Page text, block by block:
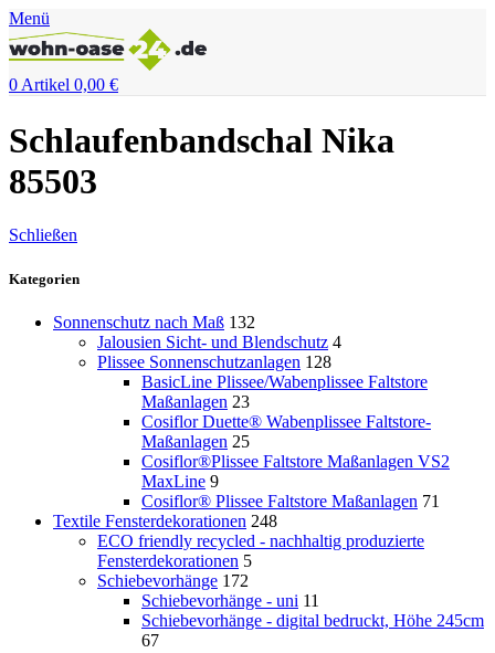
Menü
0Artikel 0,00 €
Schlaufenbandschal Nika
85503
Schließen
Kategorien
Sonnenschutz nach Maß 132
Jalousien Sicht- und Blendschutz 4
Plissee Sonnenschutzanlagen 128
BasicLine Plissee/Wabenplissee Faltstore
Maßanlagen 23
Cosiflor Duette® Wabenplissee Faltstore-
Maßanlagen 25
Cosiflor®Plissee Faltstore Maßanlagen VS2
MaxLine 9
Cosiflor® Plissee Faltstore Maßanlagen 71
Textile Fensterdekorationen 248
ECO friendly recycled - nachhaltig produzierte
Fensterdekorationen 5
Schiebevorhänge 172
Schiebevorhänge - uni 11
Schiebevorhänge - digital bedruckt, Höhe 245cm
67